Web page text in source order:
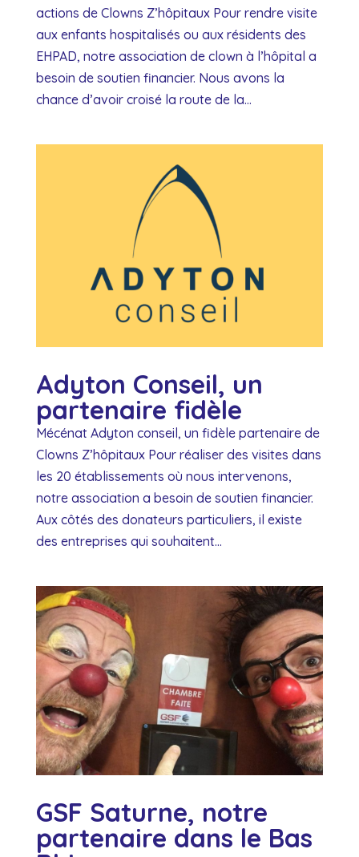
actions de Clowns Z’hôpitaux Pour rendre visite
aux enfants hospitalisés ou aux résidents des
EHPAD, notre association de clown à l’hôpital a
besoin de soutien financier. Nous avons la
chance d’avoir croisé la route de la...
Adyton Conseil, un
partenaire fidèle
Mécénat Adyton conseil, un fidèle partenaire de
Clowns Z’hôpitaux Pour réaliser des visites dans
les 20 établissements où nous intervenons,
notre association a besoin de soutien financier.
Aux côtés des donateurs particuliers, il existe
des entreprises qui souhaitent...
GSF Saturne, notre
partenaire dans le Bas